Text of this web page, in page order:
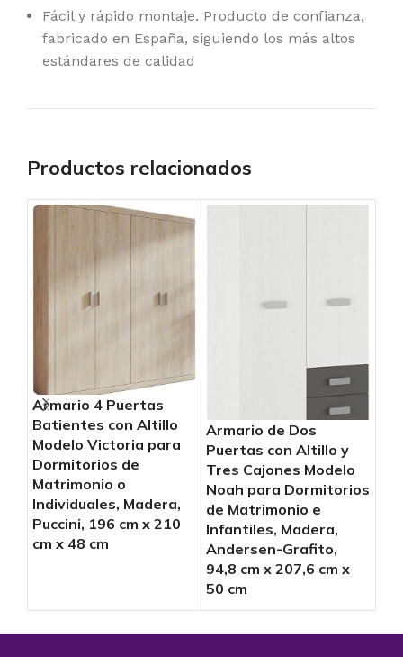
Fácil y rápido montaje. Producto de confianza,
fabricado en España, siguiendo los más altos
estándares de calidad
Productos relacionados
Armario 4 Puertas
Batientes con Altillo
Modelo Victoria para
Dormitorios de
Matrimonio o
Individuales, Madera,
Puccini, 196 cm x 210
cm x 48 cm
Armario de Dos
Puertas con Altillo y
Tres Cajones Modelo
Noah para Dormitorios
de Matrimonio e
Infantiles, Madera,
Andersen-Grafito,
94,8 cm x 207,6 cm x
50 cm